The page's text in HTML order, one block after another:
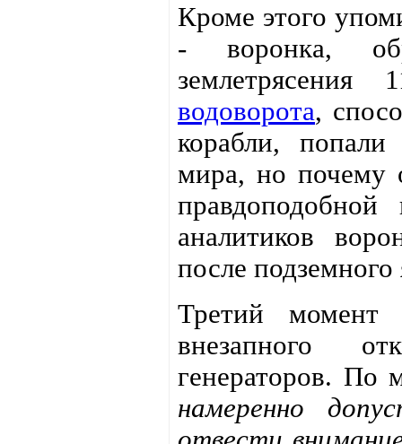
Кроме этого
- воронка,
водоворота,
корабли,
мира, но почему
аналитиков
после
Третий момент
внезапного
генераторов. По
намеренно